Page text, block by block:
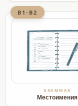
B1-B2
GRAMMAR
Местоимения